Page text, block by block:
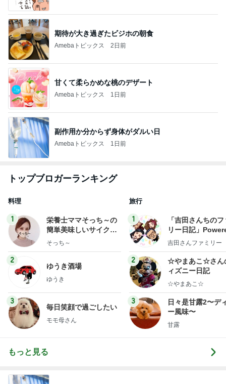
期待が大き過ぎたビジホの朝食
Amebaトピックス 2日前
甘くて柔らかめな桃のデザート
Amebaトピックス 1日前
副作用か分からず身体がダルい日
Amebaトピックス 1日前
トップブロガーランキング
料理
1
栄養士ママそっち～の
簡単美味しいサイクル
献立
そっち～
2
ゆうき酒場
ゆうき
3
毎日笑顔で過ごしたい
モモ母さん
旅行
1
「吉田さんちの
リー日記」
y Ameba 吉田さ
ログ
吉田さんファミリー
2
☆やまあこ☆さん
ィズニー日記
☆やまあこ☆
3
日々是甘露2〜デ
ー風味〜
甘露
もっと見る